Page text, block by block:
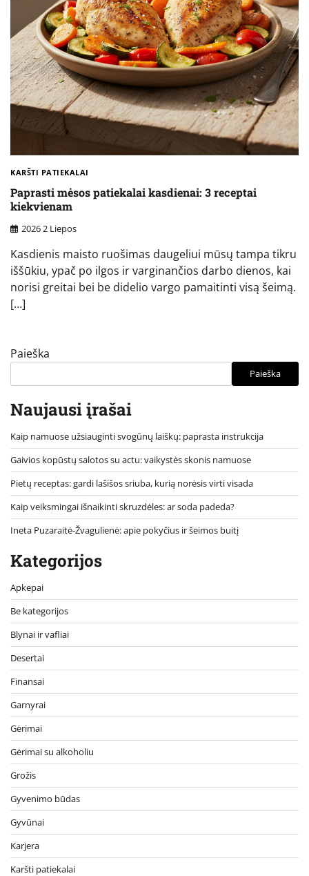
KARŠTI PATIEKALAI
Paprasti mėsos patiekalai kasdienai: 3 receptai
kiekvienam
2026 2 Liepos
Kasdienis maisto ruošimas daugeliui mūsų tampa tikru
iššūkiu, ypač po ilgos ir varginančios darbo dienos, kai
norisi greitai bei be didelio vargo pamaitinti visą šeimą.
[…]
Paieška
Paieška
Naujausi įrašai
Kaip namuose užsiauginti svogūnų laiškų: paprasta instrukcija
Gaivios kopūstų salotos su actu: vaikystės skonis namuose
Pietų receptas: gardi lašišos sriuba, kurią norėsis virti visada
Kaip veiksmingai išnaikinti skruzdėles: ar soda padeda?
Ineta Puzaraitė-Žvagulienė: apie pokyčius ir šeimos buitį
Kategorijos
Apkepai
Be kategorijos
Blynai ir vafliai
Desertai
Finansai
Garnyrai
Gėrimai
Gėrimai su alkoholiu
Grožis
Gyvenimo būdas
Gyvūnai
Karjera
Karšti patiekalai